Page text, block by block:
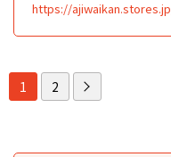
https://
1 2